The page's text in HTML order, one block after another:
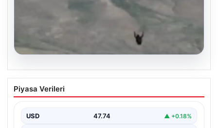
07.08.2026
Fas’tan İspanya’ya yamaç paraşütüyle
geçmeye çalışan göçmen yaşamını
{ "title": "Fas'tan İspanya'ya Yamaç Paraşütüyle
Piyasa Verileri
USD 47.74 ▲ +0.18%